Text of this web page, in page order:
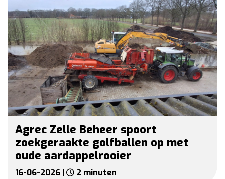
Agrec Zelle Beheer spoort
zoekgeraakte golfballen op met
oude aardappelrooier
16-06-2026 | 2 minuten